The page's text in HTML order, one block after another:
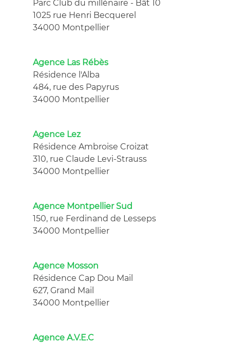
Parc Club du millénaire - Bât 10
1025 rue Henri Becquerel
34000 Montpellier
Agence Las Rébès
Résidence l'Alba
484, rue des Papyrus
34000 Montpellier
Agence Lez
Résidence Ambroise Croizat
310, rue Claude Levi-Strauss
34000 Montpellier
Agence Montpellier Sud
150, rue Ferdinand de Lesseps
34000 Montpellier
Agence Mosson
Résidence Cap Dou Mail
627, Grand Mail
34000 Montpellier
Agence A.V.E.C